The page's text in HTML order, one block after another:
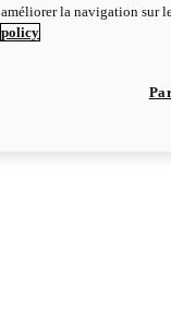
améliorer la navigation sur
policy